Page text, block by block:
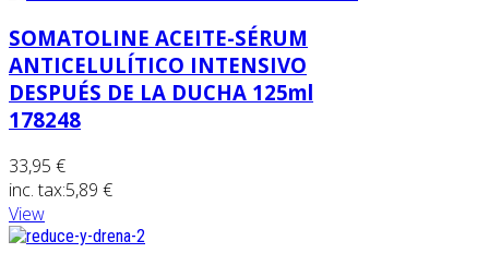
SOMATOLINE ACEITE-SÉRUM
ANTICELULÍTICO INTENSIVO
DESPUÉS DE LA DUCHA 125ml
178248
33,95 €
inc. tax:5,89 €
View